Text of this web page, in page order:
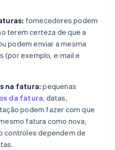
fornecedores podem
terem certeza de que a
podem enviar a mesma
(por exemplo, e‑mail e
na fatura: pequenas
da fatura, datas,
podem fazer com que
fatura como nova,
controles dependem de